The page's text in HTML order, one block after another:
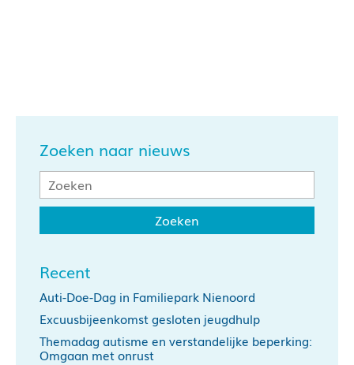
Zoeken naar nieuws
Recent
Auti-Doe-Dag in Familiepark Nienoord
Excuusbijeenkomst gesloten jeugdhulp
Themadag autisme en verstandelijke beperking:
Omgaan met onrust